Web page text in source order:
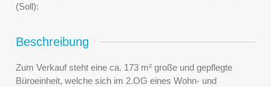
(Soll):
Beschreibung
Zum Verkauf steht eine ca. 173 m² große und gepflegte
Büroeinheit, welche sich im 2.OG eines Wohn- und